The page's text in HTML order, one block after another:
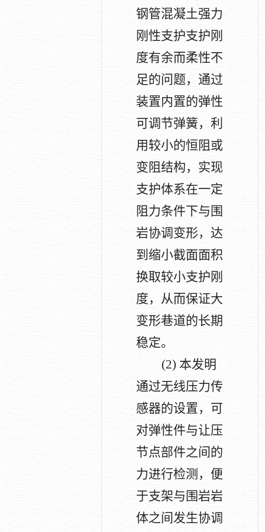
钢管混凝土强力
刚性支护支护刚
度有余而柔性不
足的问题，通过
装置内置的弹性
可调节弹簧，利
用较小的恒阻或
变阻结构，实现
支护体系在一定
阻力条件下与围
岩协调变形，达
到缩小截面面积
换取较小支护刚
度，从而保证大
变形巷道的长期
稳定。
(2) 本发明
通过无线压力传
感器的设置，可
对弹性件与让压
节点部件之间的
力进行检测，便
于支架与围岩岩
体之间发生协调